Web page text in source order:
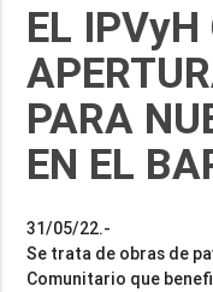
EL IPVyH
PARA
EN EL
31/05/22.-
Se trata de obras de